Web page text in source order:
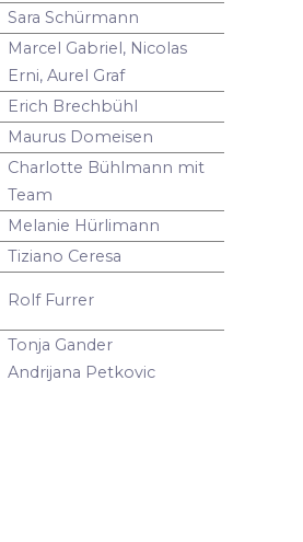
Sara Schürmann
Marcel Gabriel, Nicolas
Erni, Aurel Graf
Erich Brechbühl
Maurus Domeisen
Charlotte Bühlmann mit
Team
Melanie Hürlimann
Tiziano Ceresa
Rolf Furrer
Tonja Gander
Andrijana Petkovic